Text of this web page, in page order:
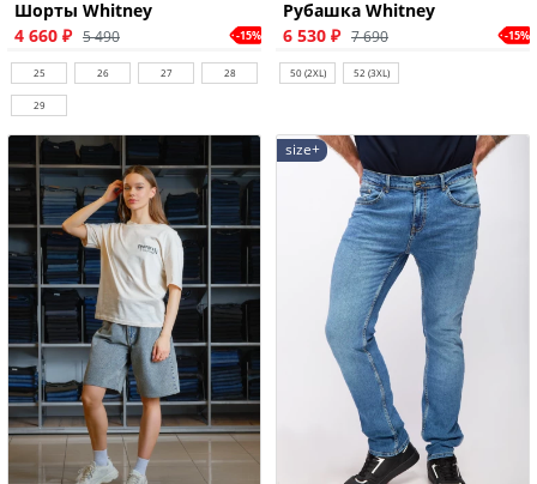
Шорты Whitney
4 660 ₽ 5 490 -15%
25 26 27 28
29
Рубашка Whitney
6 530 ₽ 7 690 -15%
50 (2XL) 52 (3XL)
size+